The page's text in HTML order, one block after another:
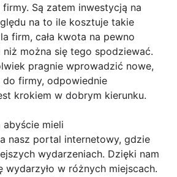
firmy. Są zatem inwestycją na
na to ile kosztuje takie
firm, cała kwota na pewno
można się tego spodziewać.
pragnie wprowadzić nowe,
firmy, odpowiednie
krokiem w dobrym kierunku.
abyście mieli
nasz portal internetowy, gdzie
wydarzeniach. Dzięki nam
wydarzyło w różnych miejscach.